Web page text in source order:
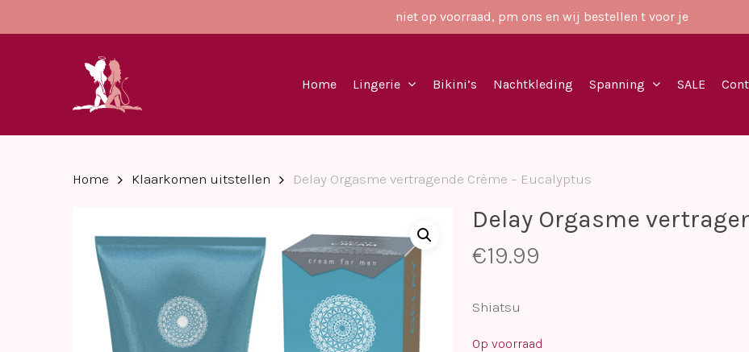
niet op voorraad, pm ons en wij bestellen t voor je
Home Lingerie Bikini’s Nachtkleding Spanning SALE
Home Klaarkomen uitstellen Delay Orgasme vertragende Crème – Eucalyptus
Delay Orgasme
€19.99
Shiatsu
Op voorraad